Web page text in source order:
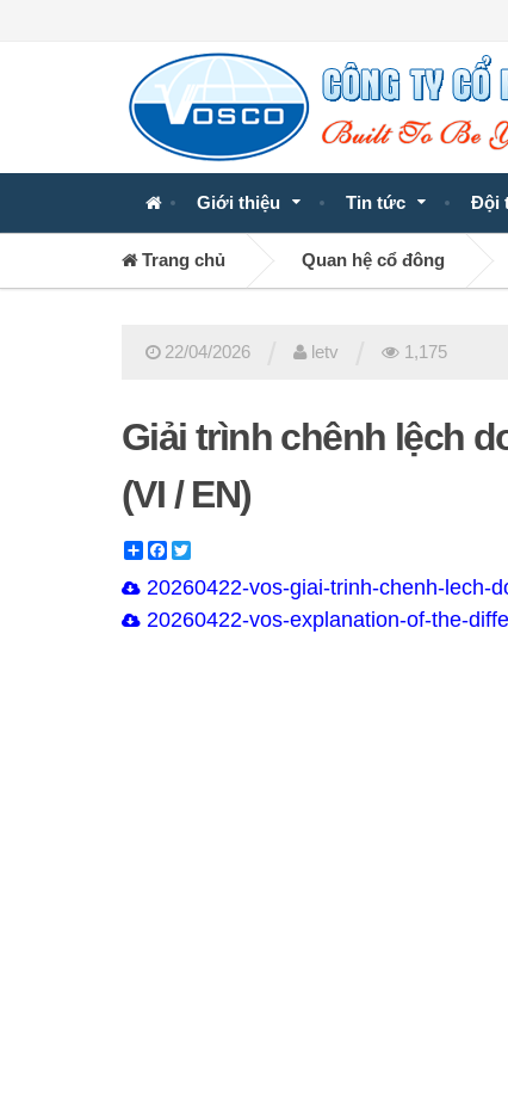
Giới thiệu Tin tức Đội
Trang chủ Quan hệ cổ đông
22/04/2026 letv 1,175
Giải trình chênh lệch
(VI / EN)
ShareFacebook
20260422-vos-giai-trinh-chenh-lech-
20260422-vos-explanation-of-the-